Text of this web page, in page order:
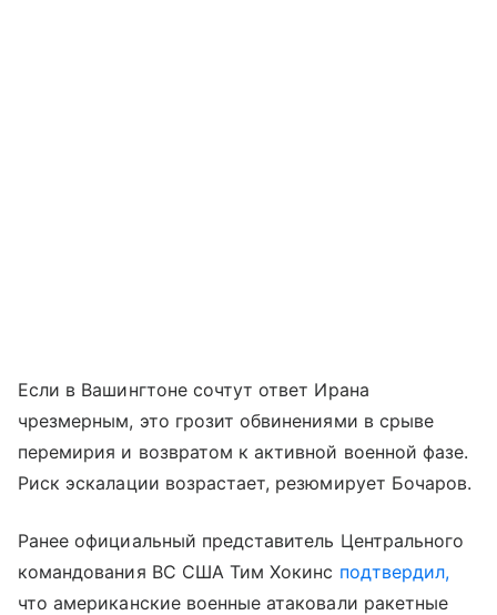
Если в Вашингтоне сочтут ответ Ирана
чрезмерным, это грозит обвинениями в срыве
перемирия и возвратом к активной военной фазе.
Риск эскалации возрастает, резюмирует Бочаров.
Ранее официальный представитель Центрального
командования ВС США Тим Хокинс подтвердил,
что американские военные атаковали ракетные